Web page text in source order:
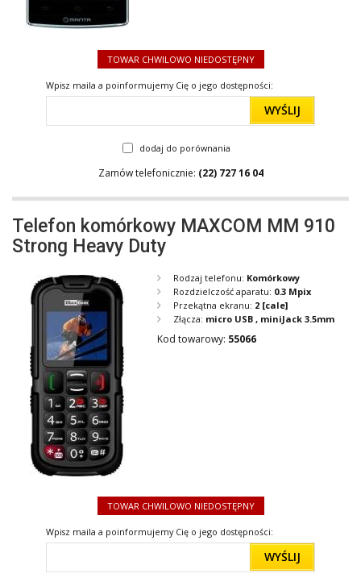
TOWAR CHWILOWO NIEDOSTĘPNY
Wpisz maila a poinformujemy Cię o jego dostępności:
WYŚLIJ
dodaj do porównania
Zamów telefonicznie: (22) 727 16 04
Telefon komórkowy MAXCOM MM 910
Strong Heavy Duty
Rodzaj telefonu: Komórkowy
Rozdzielczość aparatu: 0.3 Mpix
Przekątna ekranu: 2 [cale]
Złącza: micro USB , miniJack 3.5mm
Kod towarowy: 55066
TOWAR CHWILOWO NIEDOSTĘPNY
Wpisz maila a poinformujemy Cię o jego dostępności:
WYŚLIJ